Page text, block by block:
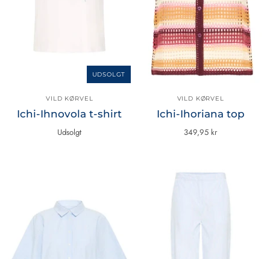
UDSOLGT
VILD KØRVEL
Ichi-Ihnovola t-shirt
Udsolgt
VILD KØRVEL
Ichi-Ihoriana top
349,95 kr